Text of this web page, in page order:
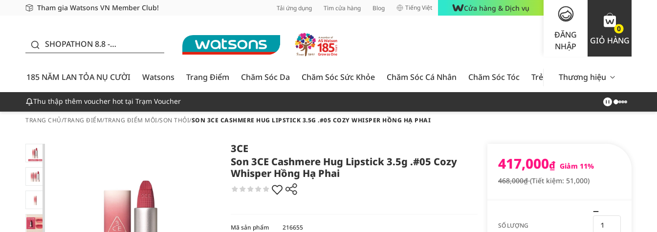
Tham gia Watsons VN Member Club!
Miễn phí giao hàng cho đơn hàng từ 249,000Đ
Giao hàng nhanh 24h - Áp dụng khu vực TP. Hồ Chí Minh Tải ứng dụng Tìm cửa hàng Blog Tiếng Việt Cửa hàng & Dịch vụ
ĐĂNG
NHẬP
0
GIỎ HÀNG
SHOPATHON 8.8 -
CƯỜI - GIẢM ĐẾN
50%
185 NĂM LAN TỎA NỤ CƯỜI
Watsons Trang Điểm Chăm Sóc Da Chăm Sóc Sức Khỏe Chăm Sóc Cá Nhân Chăm Sóc Tóc Trẻ Em Nam Giới Chăm Sóc
Thương hiệu
Thu thập thêm voucher hot tại Trạm Voucher
TRANG CHỦ/TRANG ĐIỂM/TRANG ĐIỂM MÔI/SON THỎI/SON 3CE CASHMERE HUG LIPSTICK 3.5G .#05 COZY WHISPER HỒNG HẠ PHAI
3CE
Son 3CE Cashmere Hug Lipstick 3.5g .#05 Cozy
Whisper Hồng Hạ Phai
417,000₫ Giảm 11%
468,000₫(Tiết kiệm: 51,000)
SỐ LƯỢNG
Mã sản phẩm 216655